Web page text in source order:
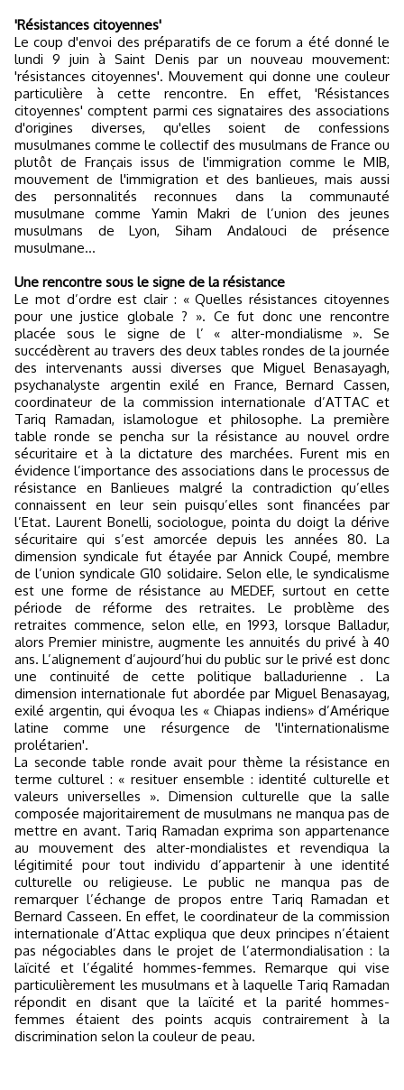
'Résistances citoyennes'
Le coup d'envoi des préparatifs de ce forum a été donné le
lundi 9 juin à Saint Denis par un nouveau mouvement:
'résistances citoyennes'. Mouvement qui donne une couleur
particulière à cette rencontre. En effet, 'Résistances
citoyennes' comptent parmi ces signataires des associations
d'origines diverses, qu'elles soient de confessions
musulmanes comme le collectif des musulmans de France ou
plutôt de Français issus de l'immigration comme le MIB,
mouvement de l'immigration et des banlieues, mais aussi
des personnalités reconnues dans la communauté
musulmane comme Yamin Makri de l’union des jeunes
musulmans de Lyon, Siham Andalouci de présence
musulmane…
Une rencontre sous le signe de la résistance
Le mot d’ordre est clair : « Quelles résistances citoyennes
pour une justice globale ? ». Ce fut donc une rencontre
placée sous le signe de l’ « alter-mondialisme ». Se
succédèrent au travers des deux tables rondes de la journée
des intervenants aussi diverses que Miguel Benasayagh,
psychanalyste argentin exilé en France, Bernard Cassen,
coordinateur de la commission internationale d’ATTAC et
Tariq Ramadan, islamologue et philosophe. La première
table ronde se pencha sur la résistance au nouvel ordre
sécuritaire et à la dictature des marchées. Furent mis en
évidence l’importance des associations dans le processus de
résistance en Banlieues malgré la contradiction qu’elles
connaissent en leur sein puisqu’elles sont financées par
l’Etat. Laurent Bonelli, sociologue, pointa du doigt la dérive
sécuritaire qui s’est amorcée depuis les années 80. La
dimension syndicale fut étayée par Annick Coupé, membre
de l’union syndicale G10 solidaire. Selon elle, le syndicalisme
est une forme de résistance au MEDEF, surtout en cette
période de réforme des retraites. Le problème des
retraites commence, selon elle, en 1993, lorsque Balladur,
alors Premier ministre, augmente les annuités du privé à 40
ans. L’alignement d’aujourd’hui du public sur le privé est donc
une continuité de cette politique balladurienne . La
dimension internationale fut abordée par Miguel Benasayag,
exilé argentin, qui évoqua les « Chiapas indiens» d’Amérique
latine comme une résurgence de 'l'internationalisme
prolétarien'.
La seconde table ronde avait pour thème la résistance en
terme culturel : « resituer ensemble : identité culturelle et
valeurs universelles ». Dimension culturelle que la salle
composée majoritairement de musulmans ne manqua pas de
mettre en avant. Tariq Ramadan exprima son appartenance
au mouvement des alter-mondialistes et revendiqua la
légitimité pour tout individu d’appartenir à une identité
culturelle ou religieuse. Le public ne manqua pas de
remarquer l’échange de propos entre Tariq Ramadan et
Bernard Casseen. En effet, le coordinateur de la commission
internationale d’Attac expliqua que deux principes n’étaient
pas négociables dans le projet de l’atermondialisation : la
laïcité et l’égalité hommes-femmes. Remarque qui vise
particulièrement les musulmans et à laquelle Tariq Ramadan
répondit en disant que la laïcité et la parité hommes-
femmes étaient des points acquis contrairement à la
discrimination selon la couleur de peau.